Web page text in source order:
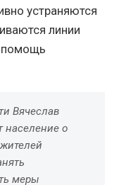
устраняются
линии
помощь
Вячеслав
население о
меры